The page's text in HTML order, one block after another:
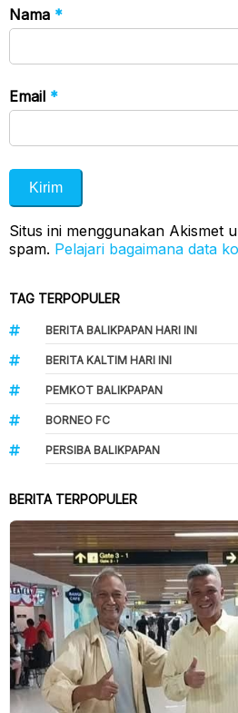
Nama *
Email *
Situs ini menggunakan Akismet
spam. Pelajari bagaimana data
TAG TERPOPULER
BERITA BALIKPAPAN HARI INI
BERITA KALTIM HARI INI
PEMKOT BALIKPAPAN
BORNEO FC
PERSIBA BALIKPAPAN
BERITA TERPOPULER